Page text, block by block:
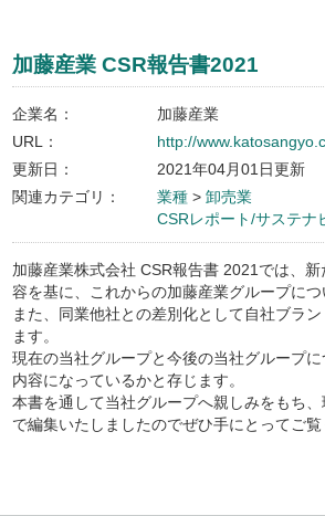
加藤産業 CSR報告書2021
企業名：
加藤産業
URL：
http://
更新日：
2021年04月01日更新
関連カテゴリ：
業種> 卸売業
CSRレポート/サステナ
加藤産業株式会社 CSR報告書 2021では、
容を基に、これからの加藤産業グループに
また、同業他社との差別化として自社ブラ
ます。
現在の当社グループと今後の当社グループ
内容になっているかと存じます。
本書を通して当社グループへ親しみをもち
で編集いたしましたのでぜひ手にとってご覧